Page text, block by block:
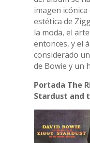
imagen
estética de
la moda, el
entonces, y el
considerado
de Bowie y un
Portada The
Stardust and